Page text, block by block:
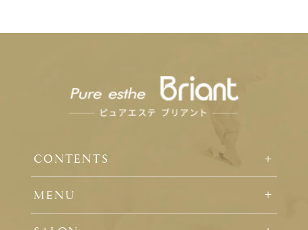
CONTENTS
MENU